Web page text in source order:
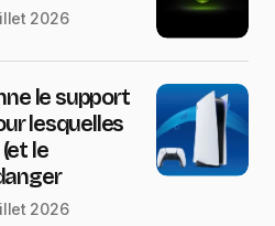
2026
le support
lesquelles
le
2026